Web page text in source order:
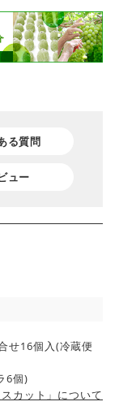
る質問
ュー
せ16個入(冷蔵便
6個)
カット」について